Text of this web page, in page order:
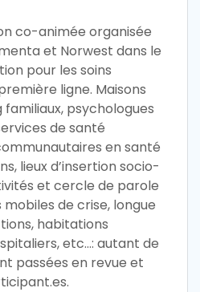
co-animée organisée
et Norwest dans le
pour les soins
ligne. Maisons
psychologues
de santé
en santé
lieux d’insertion socio-
et cercle de parole
de crise, longue
habitations
etc…: autant de
passées en revue et